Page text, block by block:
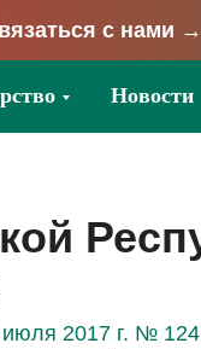
с нами →
Новости
2017 г. №